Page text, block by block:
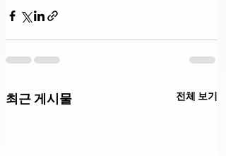
최근 게시물 전체 보기